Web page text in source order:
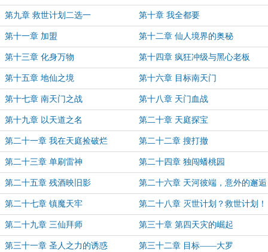
第九章 救世计划二选一 第十章 我全都要
第十一章 加盟 第十二章 仙人境界的奥秘
第十三章 化身万物 第十四章 疯狂冲级与黑心老板
第十五章 地仙之境 第十六章 目标南天门
第十七章 南天门之战 第十八章 天门血战
第十九章 以天道之名 第二十章 天庭探宝
第二十一章 我在天庭捡破烂 第二十二章 搜打撤
第二十三章 单刷雷神 第二十四章 独闯蟠桃园
第二十五章 残酒映旧影 第二十六章 天河彼端，意外的邂逅
第二十七章 镇魔天牢 第二十八章 灭世计划？救世计划！
第二十九章 三仙拜师 第三十章 第四天灾的崛起
第三十一章 圣人之力的诱惑 第三十二章 目标——大罗